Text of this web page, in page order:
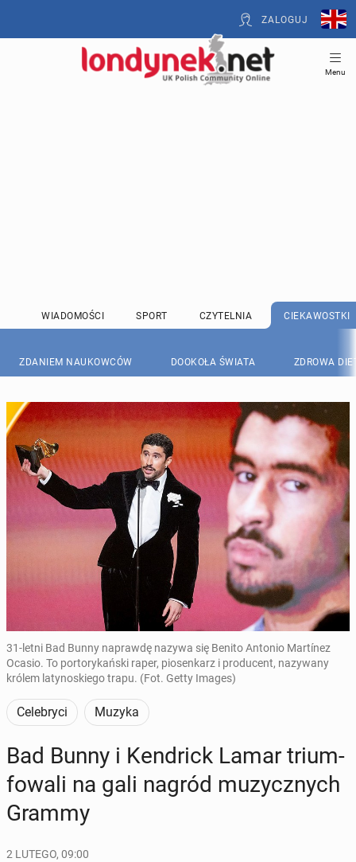
ZALOGUJ
Menu
WIADOMOŚCI SPORT CZYTELNIA CIEKAWOSTKI
ZDANIEM NAUKOWCÓW DOOKOŁA ŚWIATA ZDROWA
31-letni Bad Bunny naprawdę nazywa się Benito Antonio Martínez
Ocasio. To portorykański raper, piosenkarz i producent, nazywany
królem latynoskiego trapu. (Fot. Getty Images)
Celebryci Muzyka
Bad Bunny i Ken­drick Lamar trium­
fo­wa­li na gali nagród mu­zycz­nych
Grammy
2 LUTEGO, 09:00